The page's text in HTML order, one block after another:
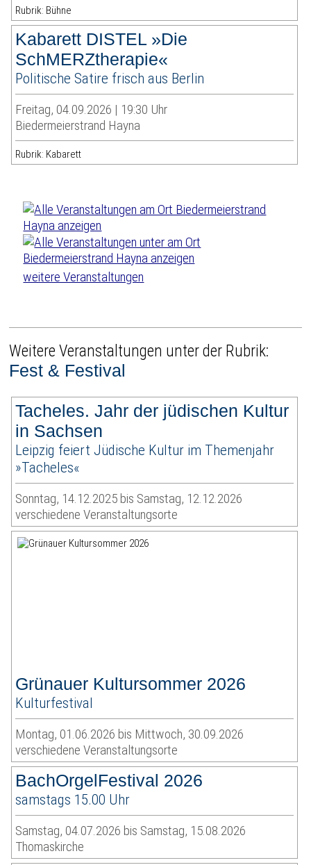
Rubrik: Bühne
Kabarett DISTEL »Die
SchMERZtherapie«
Politische Satire frisch aus Berlin
Freitag, 04.09.2026 | 19:30 Uhr
Biedermeierstrand Hayna
Rubrik: Kabarett
weitere Veranstaltungen
Weitere Veranstaltungen unter der Rubrik:
Fest & Festival
Tacheles. Jahr der jüdischen Kultur
in Sachsen
Leipzig feiert Jüdische Kultur im Themenjahr
»Tacheles«
Sonntag, 14.12.2025 bis Samstag, 12.12.2026
verschiedene Veranstaltungsorte
Grünauer Kultursommer 2026
Kulturfestival
Montag, 01.06.2026 bis Mittwoch, 30.09.2026
verschiedene Veranstaltungsorte
BachOrgelFestival 2026
samstags 15.00 Uhr
Samstag, 04.07.2026 bis Samstag, 15.08.2026
Thomaskirche